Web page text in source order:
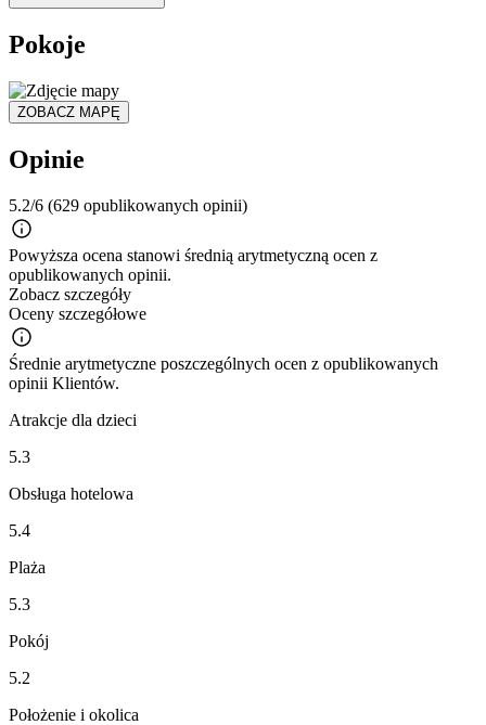
Pokoje
ZOBACZ MAPĘ
Opinie
5.2/6 (629 opublikowanych opinii)
Powyższa ocena stanowi średnią arytmetyczną ocen z
opublikowanych opinii.
Zobacz szczegóły
Oceny szczegółowe
Średnie arytmetyczne poszczególnych ocen z opublikowanych
opinii Klientów.
Atrakcje dla dzieci
5.3
Obsługa hotelowa
5.4
Plaża
5.3
Pokój
5.2
Położenie i okolica